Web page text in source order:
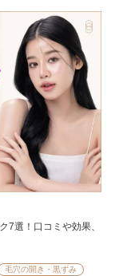
7選！口コミや効果、
毛穴の開き・黒ずみ